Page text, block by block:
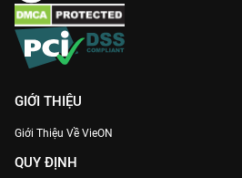
GIỚI THIỆU
Giới Thiệu Về VieON
QUY ĐỊNH